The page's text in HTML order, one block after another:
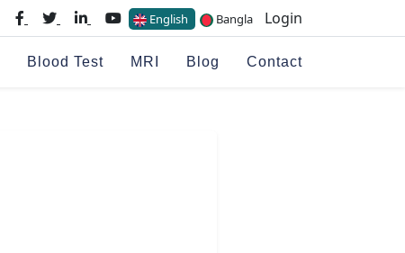
English Bangla Login
Blood Test MRI Blog Contact